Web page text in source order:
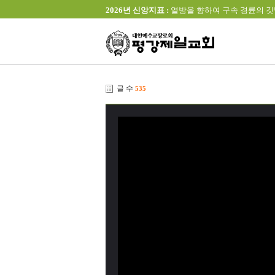
2026년 신앙지표 : 열방을 향하여 구속 경륜의
글 수 535